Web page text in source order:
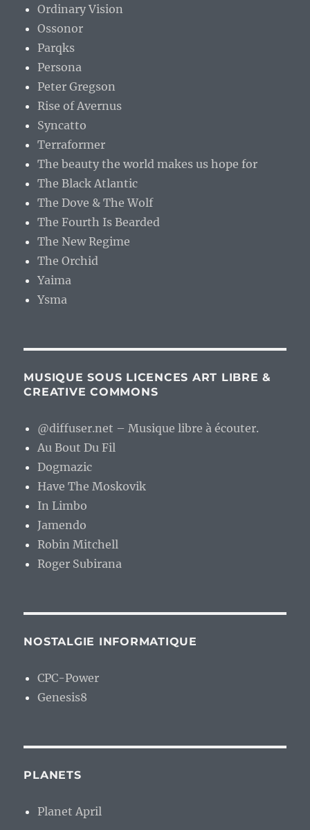
Ordinary Vision
Ossonor
Parqks
Persona
Peter Gregson
Rise of Avernus
Syncatto
Terraformer
The beauty the world makes us hope for
The Black Atlantic
The Dove & The Wolf
The Fourth Is Bearded
The New Regime
The Orchid
Yaima
Ysma
MUSIQUE SOUS LICENCES ART LIBRE &
CREATIVE COMMONS
@diffuser.net – Musique libre à écouter.
Au Bout Du Fil
Dogmazic
Have The Moskovik
In Limbo
Jamendo
Robin Mitchell
Roger Subirana
NOSTALGIE INFORMATIQUE
CPC-Power
Genesis8
PLANETS
Planet April